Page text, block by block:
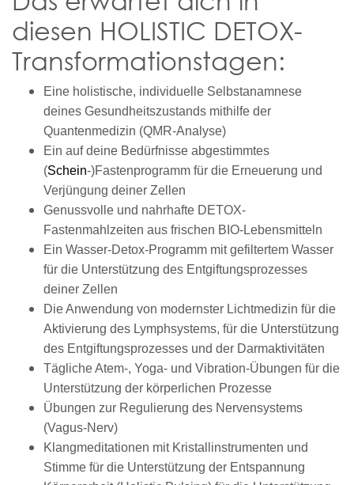
diesen HOLISTIC DETOX-
Transformationstagen:
Eine holistische, individuelle Selbstanamnese
deines Gesundheitszustands mithilfe der
Quantenmedizin (QMR-Analyse)
Ein auf deine Bedürfnisse abgestimmtes
(Schein-)Fastenprogramm für die Erneuerung und
Verjüngung deiner Zellen
Genussvolle und nahrhafte DETOX-
Fastenmahlzeiten aus frischen BIO-Lebensmitteln
Ein Wasser-Detox-Programm mit gefiltertem Wasser
für die Unterstützung des Entgiftungsprozesses
deiner Zellen
Die Anwendung von modernster Lichtmedizin für die
Aktivierung des Lymphsystems, für die Unterstützung
des Entgiftungsprozesses und der Darmaktivitäten
Tägliche Atem-, Yoga- und Vibration-Übungen für die
Unterstützung der körperlichen Prozesse
Übungen zur Regulierung des Nervensystems
(Vagus-Nerv)
Klangmeditationen mit Kristallinstrumenten und
Stimme für die Unterstützung der Entspannung